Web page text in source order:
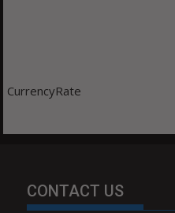
CurrencyRate
CONTACT US